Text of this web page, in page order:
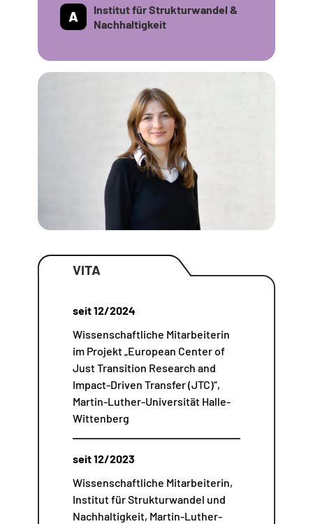
Institut für Strukturwandel &
Nachhaltigkeit
VITA
seit 12/2024
Wissenschaftliche Mitarbeiterin
im Projekt „European Center of
Just Transition Research and
Impact-Driven Transfer (JTC)“,
Martin-Luther-Universität Halle-
Wittenberg
seit 12/2023
Wissenschaftliche Mitarbeiterin,
Institut für Strukturwandel und
Nachhaltigkeit, Martin-Luther-